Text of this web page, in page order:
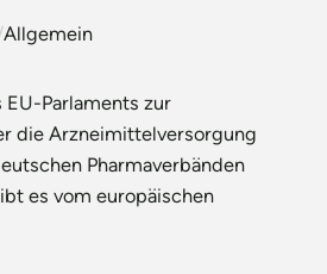
Allgemein
EU-Parlaments zur
die Arzneimittelversorgung
Pharmaverbänden
es vom europäischen